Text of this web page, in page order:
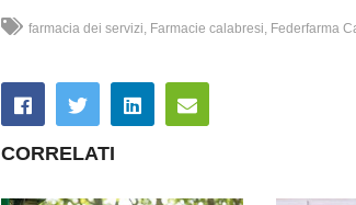
farmacia dei servizi Farmacie calabresi Federfarma
CORRELATI